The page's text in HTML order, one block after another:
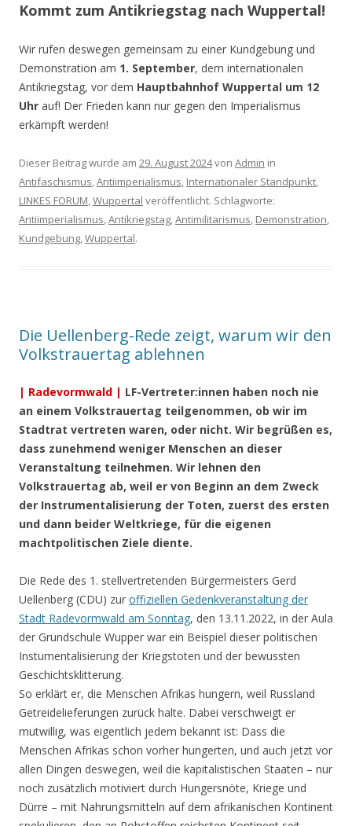
Kommt zum Antikriegstag nach Wuppertal!
Wir rufen deswegen gemeinsam zu einer Kundgebung und
Demonstration am 1. September, dem internationalen
Antikriegstag, vor dem Hauptbahnhof Wuppertal um 12
Uhr auf! Der Frieden kann nur gegen den Imperialismus
erkämpft werden!
Dieser Beitrag wurde am 29. August 2024von Admin in
Antifaschismus,Antiimperialismus, Internationaler Standpunkt,
LINKES FORUM,Wuppertal veröffentlicht. Schlagworte:
Antiimperialismus,Antikriegstag,Antimilitarismus, Demonstration,
Kundgebung,Wuppertal.
Die Uellenberg-Rede zeigt, warum wir den
Volkstrauertag ablehnen
| Radevormwald | LF-Vertreter:innen haben noch nie
an einem Volkstrauertag teilgenommen, ob wir im
Stadtrat vertreten waren, oder nicht. Wir begrüßen es,
dass zunehmend weniger Menschen an dieser
Veranstaltung teilnehmen. Wir lehnen den
Volkstrauertag ab, weil er von Beginn an dem Zweck
der Instrumentalisierung der Toten, zuerst des ersten
und dann beider Weltkriege, für die eigenen
machtpolitischen Ziele diente.
Die Rede des 1. stellvertretenden Bürgermeisters Gerd
Uellenberg (CDU) zur offiziellen Gedenkveranstaltung der
Stadt Radevormwald am Sonntag, den 13.11.2022, in der Aula
der Grundschule Wupper war ein Beispiel dieser politischen
Instumentalisierung der Kriegstoten und der bewussten
Geschichtsklitterung.
So erklärt er, die Menschen Afrikas hungern, weil Russland
Getreidelieferungen zurück halte. Dabei verschweigt er
mutwillig, was eigentlich jedem bekannt ist: Dass die
Menschen Afrikas schon vorher hungerten, und auch jetzt vor
allen Dingen deswegen, weil die kapitalistischen Staaten – nur
noch zusätzlich motiviert durch Hungersnöte, Kriege und
Dürre – mit Nahrungsmitteln auf dem afrikanischen Kontinent